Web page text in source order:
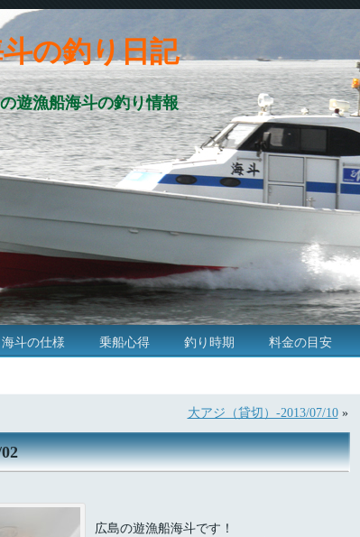
の釣り日記
遊漁船海斗の釣り情報
海斗の仕様 乗船心得 釣り時期 料金の目安
大アジ（貸切）-2013/07/10»
広島の遊漁船海斗です！